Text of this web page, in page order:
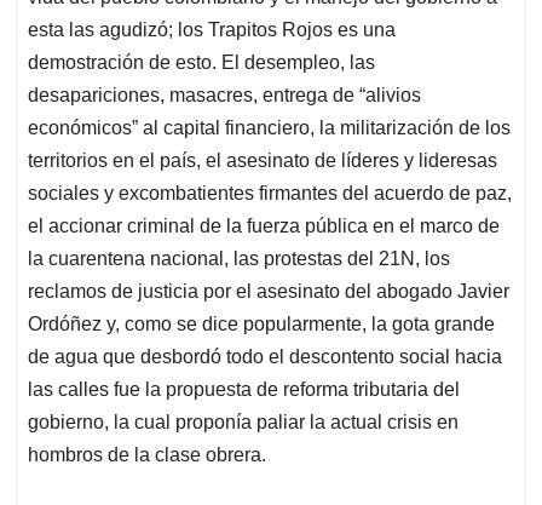
esta las agudizó; los Trapitos Rojos es una
demostración de esto. El desempleo, las
desapariciones, masacres, entrega de “alivios
económicos” al capital financiero, la militarización de los
territorios en el país, el asesinato de líderes y lideresas
sociales y excombatientes firmantes del acuerdo de paz,
el accionar criminal de la fuerza pública en el marco de
la cuarentena nacional, las protestas del 21N, los
reclamos de justicia por el asesinato del abogado Javier
Ordóñez y, como se dice popularmente, la gota grande
de agua que desbordó todo el descontento social hacia
las calles fue la propuesta de reforma tributaria del
gobierno, la cual proponía paliar la actual crisis en
hombros de la clase obrera.